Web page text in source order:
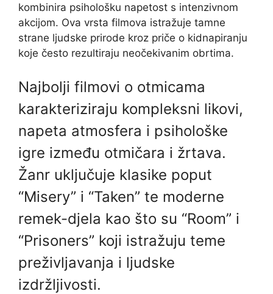
kombinira psihološku napetost s intenzivnom
akcijom. Ova vrsta filmova istražuje tamne
strane ljudske prirode kroz priče o kidnapiranju
koje često rezultiraju neočekivanim obrtima.
Najbolji filmovi o otmicama
karakteriziraju kompleksni likovi,
napeta atmosfera i psihološke
igre između otmičara i žrtava.
Žanr uključuje klasike poput
“Misery” i “Taken” te moderne
remek-djela kao što su “Room” i
“Prisoners” koji istražuju teme
preživljavanja i ljudske
izdržljivosti.